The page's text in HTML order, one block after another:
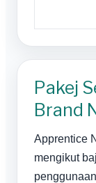
Pakej
Brand
Apprentice
mengikut